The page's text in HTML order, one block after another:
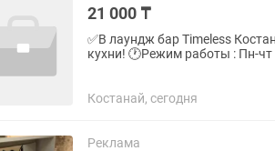
21 000 ₸
✅В лаундж бар Timeless
кухни! 🕐Режим работы : Пн-чт 11 до 01:00ч. Пт-сб 13:00 до 3:00 Вс 13:00 до 1:00 🎯Выплата: 2
Костанай, сегодня
Реклама